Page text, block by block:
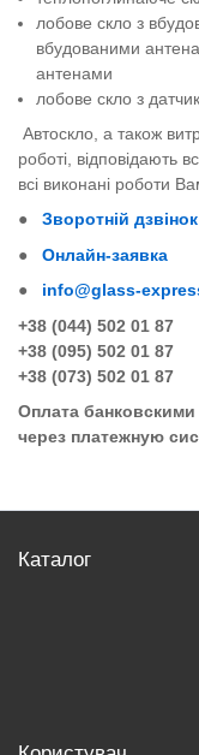
лобове скло з
вбудованими
антенами
лобове скло з
Автоскло, а також
роботі, відповідають
всі виконані роботи
● Зворотній дзвінок
● Онлайн-заявка
● info@glass-
+38 (044) 502 01 87
+38 (095) 502 01 87
+38 (073) 502 01 87
Оплата
через платежную
Каталог